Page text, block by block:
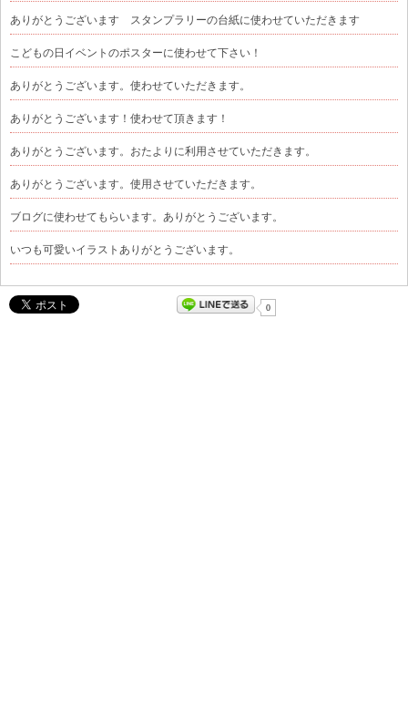
ありがとうございます スタンプラリーの台紙に使わせていただきます
こどもの日イベントのポスターに使わせて下さい！
ありがとうございます。使わせていただきます。
ありがとうございます！使わせて頂きます！
ありがとうございます。おたよりに利用させていただきます。
ありがとうございます。使用させていただきます。
ブログに使わせてもらいます。ありがとうございます。
いつも可愛いイラストありがとうございます。
0